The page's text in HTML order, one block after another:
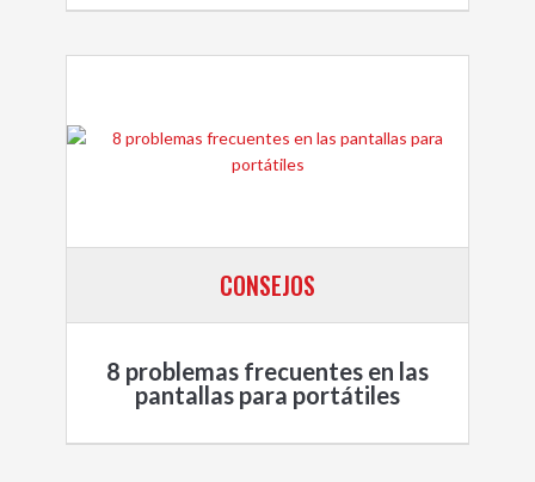
CONSEJOS
8 problemas frecuentes en las
pantallas para portátiles